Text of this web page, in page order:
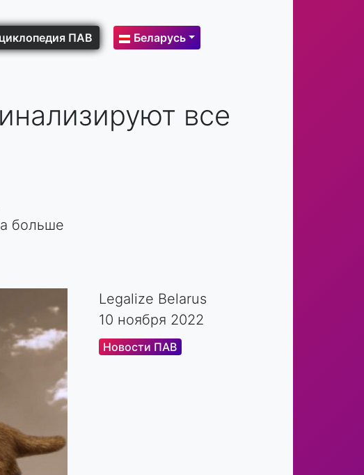
ПАВ Беларусь
все
больше
Legalize Belarus
10 ноября 2022
Новости ПАВ